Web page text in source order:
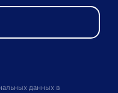
данных в